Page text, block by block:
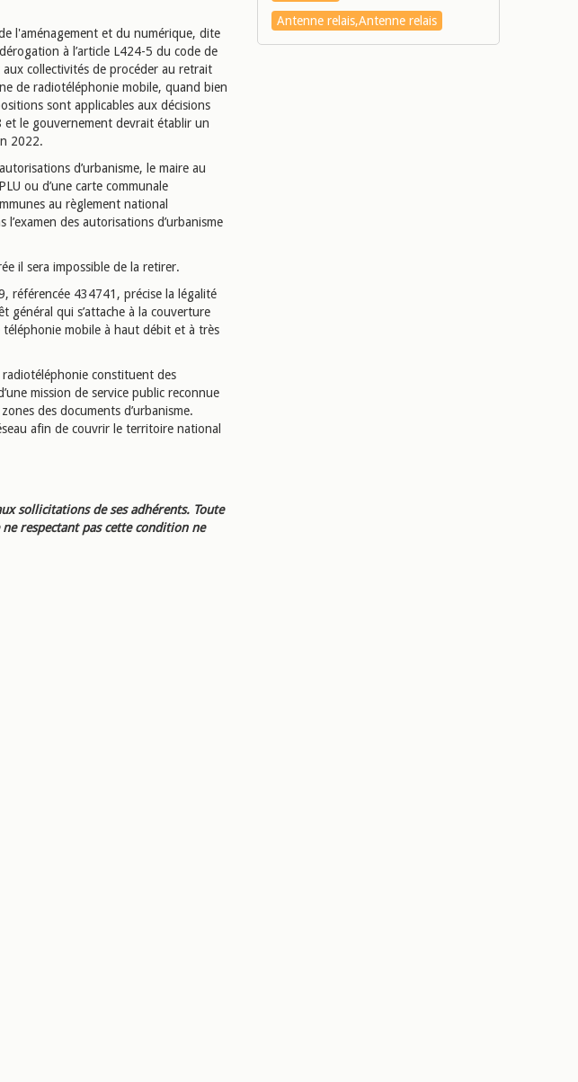
l'aménagement et du numérique, dite
à l’article L424-5 du code de
aux collectivités de procéder au retrait
de radiotéléphonie mobile, quand bien
sont applicables aux décisions
et le gouvernement devrait établir un
2022.
d’urbanisme, le maire au
ou d’une carte communale
au règlement national
l’examen des autorisations d’urbanisme
il sera impossible de la retirer.
référencée 434741, précise la légalité
général qui s’attache à la couverture
téléphonie mobile à haut débit et à très
constituent des
mission de service public reconnue
des documents d’urbanisme.
afin de couvrir le territoire national
sollicitations de ses adhérents. Toute
respectant pas cette condition ne
Antenne relais,Antenne relais